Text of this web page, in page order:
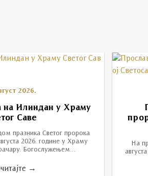
2026.
на Илиндан у Храму
Саве
празника Светог пророка
2026. године у Храму
Богослужењем…
→
На